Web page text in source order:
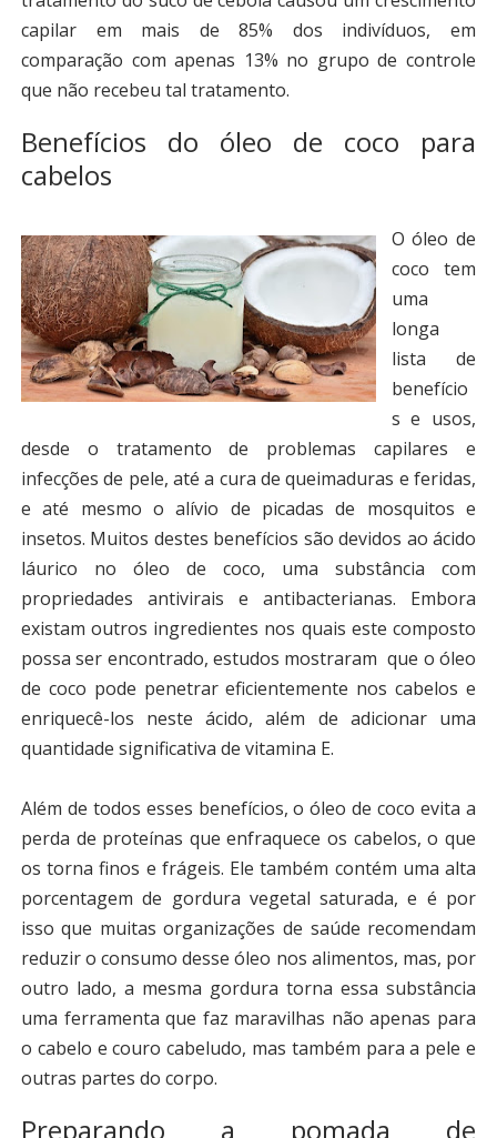
capilar em mais de 85% dos indivíduos, em
comparação com apenas 13% no grupo de controle
que não recebeu tal tratamento.
Benefícios do óleo de coco para
cabelos
O óleo de
coco tem
uma
longa
lista de
benefício
s e usos,
desde o tratamento de problemas capilares e
infecções de pele, até a cura de queimaduras e feridas,
e até mesmo o alívio de picadas de mosquitos e
insetos. Muitos destes benefícios são devidos ao ácido
láurico no óleo de coco, uma substância com
propriedades antivirais e antibacterianas. Embora
existam outros ingredientes nos quais este composto
possa ser encontrado, estudos mostraram que o óleo
de coco pode penetrar eficientemente nos cabelos e
enriquecê-los neste ácido, além de adicionar uma
quantidade significativa de vitamina E.
Além de todos esses benefícios, o óleo de coco evita a
perda de proteínas que enfraquece os cabelos, o que
os torna finos e frágeis. Ele também contém uma alta
porcentagem de gordura vegetal saturada, e é por
isso que muitas organizações de saúde recomendam
reduzir o consumo desse óleo nos alimentos, mas, por
outro lado, a mesma gordura torna essa substância
uma ferramenta que faz maravilhas não apenas para
o cabelo e couro cabeludo, mas também para a pele e
outras partes do corpo.
Preparando a pomada de